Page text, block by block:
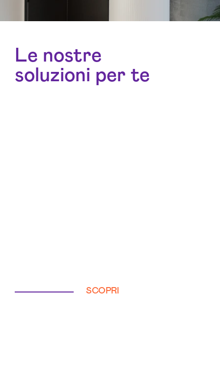
Le nostre
soluzioni per te
SCOPRI